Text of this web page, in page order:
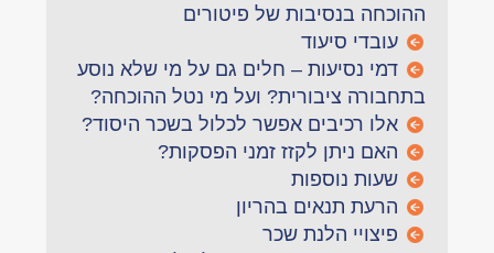
ההוכחה בנסיבות של פיטורים
עובדי סיעוד
דמי נסיעות – חלים גם על מי שלא נוסע
בתחבורה ציבורית? ועל מי נטל ההוכחה?
אלו רכיבים אפשר לכלול בשכר היסוד?
האם ניתן לקזז זמני הפסקות?
שעות נוספות
הרעת תנאים בהריון
פיצויי הלנת שכר